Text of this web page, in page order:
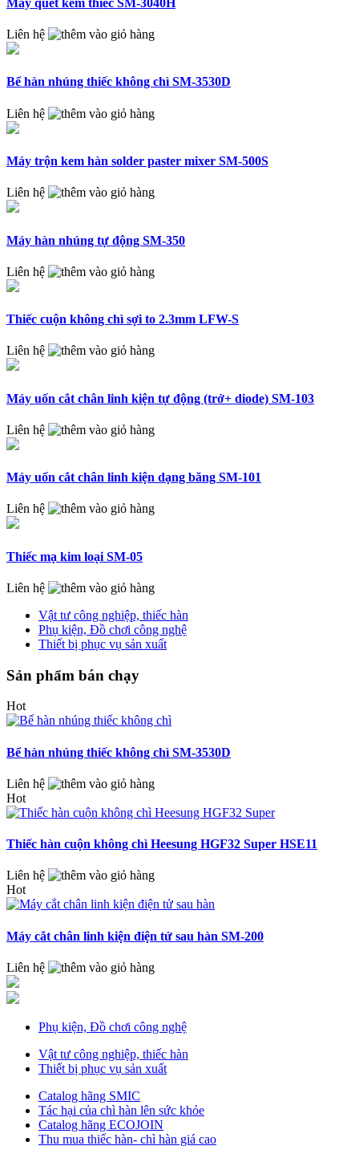
Máy quét kem thiếc SM-3040H
Liên hệ
Bể hàn nhúng thiếc không chì SM-3530D
Liên hệ
Máy trộn kem hàn solder paster mixer SM-500S
Liên hệ
Máy hàn nhúng tự động SM-350
Liên hệ
Thiếc cuộn không chì sợi to 2.3mm LFW-S
Liên hệ
Máy uốn cắt chân linh kiện tự động (trở+ diode) SM-103
Liên hệ
Máy uốn cắt chân linh kiện dạng băng SM-101
Liên hệ
Thiếc mạ kim loại SM-05
Liên hệ
Vật tư công nghiệp, thiếc hàn
Phụ kiện, Đồ chơi công nghệ
Thiết bị phục vụ sản xuất
Sản phẩm bán chạy
Hot
Bể hàn nhúng thiếc không chì SM-3530D
Liên hệ
Hot
Thiếc hàn cuộn không chì Heesung HGF32 Super HSE11
Liên hệ
Hot
Máy cắt chân linh kiện điện tử sau hàn SM-200
Liên hệ
Phụ kiện, Đồ chơi công nghệ
Vật tư công nghiệp, thiếc hàn
Thiết bị phục vụ sản xuất
Catalog hãng SMIC
Tác hại của chì hàn lên sức khỏe
Catalog hãng ECOJOIN
Thu mua thiếc hàn- chì hàn giá cao